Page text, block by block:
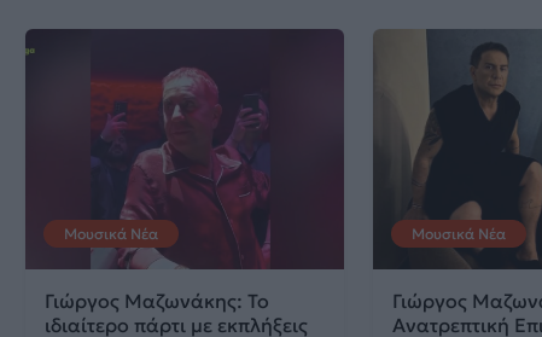
Μουσικά Νέα
Γιώργος Μαζωνάκης: Το
ιδιαίτερο πάρτι με εκπλήξεις
Μουσικά Νέα
Γιώργος
Ανατρεπτική